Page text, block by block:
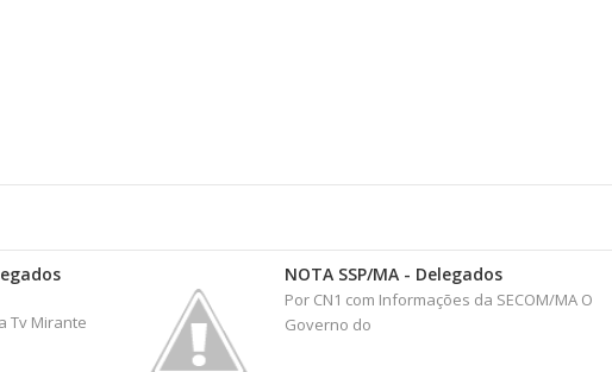
Tv Mirante
NOTA SSP/MA - Delegados
Por CN1 com Informações da SECOM/MA O
Governo do